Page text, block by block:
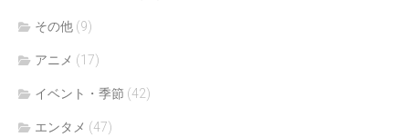
その他 (9)
アニメ (17)
イベント・季節 (42)
エンタメ (47)